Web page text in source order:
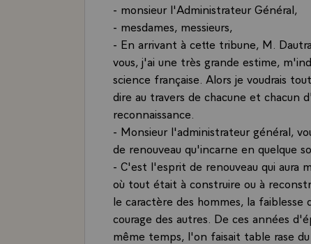
- monsieur l'Administrateur Général,
- mesdames, messieurs,
- En arrivant à cette tribune, M.
vous, j'ai une très grande estime,
science française. Alors je voudrais
dire au travers de chacune et
reconnaissance.
- Monsieur l'administrateur général,
de renouveau qu'incarne en quelque
- C'est l'esprit de renouveau qui aura
où tout était à construire ou à
le caractère des hommes, la
courage des autres. De ces années
même temps, l'on faisait table rase